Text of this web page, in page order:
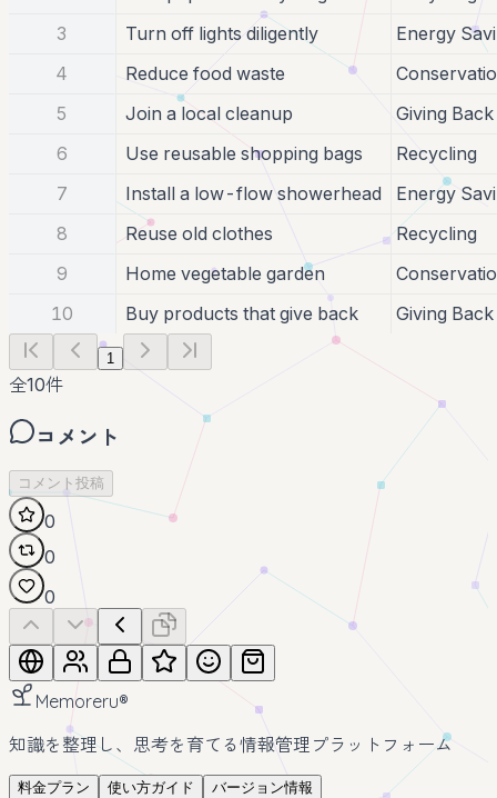
3
Turn off lights diligently
Energy
4
Reduce food waste
5
Join a local cleanup
Giving Back
6
Use reusable shopping bags
Recycling
7
Install a low-flow showerhead
Energy
8
Reuse old clothes
Recycling
9
Home vegetable garden
10
Buy products that give back Giving Back
1
全10件
コメント
コメント投稿
0
0
0
Memoreru®
知識を整理し、思考を育てる情報管理プラットフォーム
料金プラン 使い方ガイド
バージョン情報